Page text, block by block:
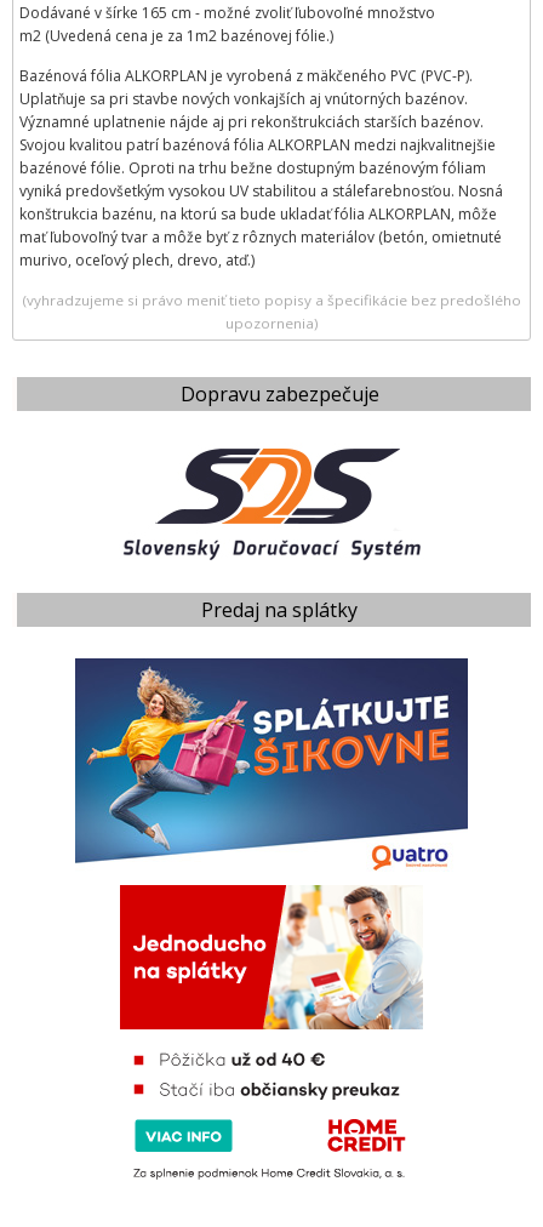
Dopravu zabezpečuje
Predaj na splátky
Dodávané v šírke 165 cm - možné zvoliť ľubovoľné množstvo
m2 (Uvedená cena je za 1m2 bazénovej fólie.)
Bazénová fólia ALKORPLAN je vyrobená z mäkčeného PVC (PVC-P).
Uplatňuje sa pri stavbe nových vonkajších aj vnútorných bazénov.
Významné uplatnenie nájde aj pri rekonštrukciách starších bazénov.
Svojou kvalitou patrí bazénová fólia ALKORPLAN medzi najkvalitnejšie
bazénové fólie. Oproti na trhu bežne dostupným bazénovým fóliam
vyniká predovšetkým vysokou UV stabilitou a stálefarebnosťou. Nosná
konštrukcia bazénu, na ktorú sa bude ukladať fólia ALKORPLAN, môže
mať ľubovoľný tvar a môže byť z rôznych materiálov (betón, omietnuté
murivo, oceľový plech, drevo, atď.)
(vyhradzujeme si právo meniť tieto popisy a špecifikácie bez predošlého
upozornenia)